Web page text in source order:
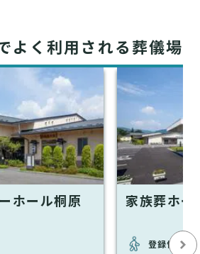
よく利用される葬儀場
ホール桐原
家族葬ホ
登録情報な